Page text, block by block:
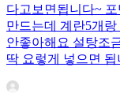
다고보면됩니다~
만드는데 계란5개
안좋아해요 설탕조
딱 요렇게 넣으면 됩